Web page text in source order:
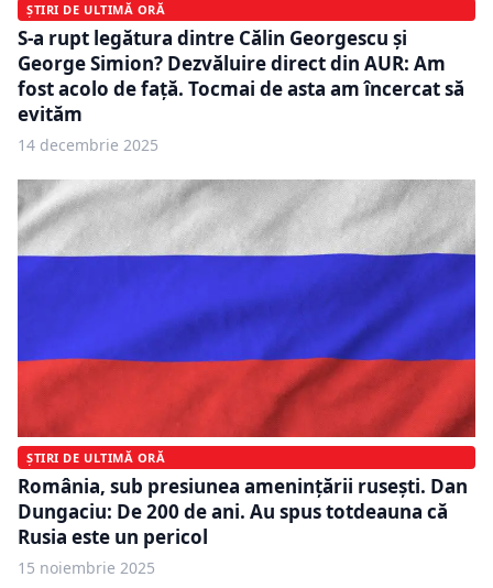
ȘTIRI DE ULTIMĂ ORĂ
S-a rupt legătura dintre Călin Georgescu și
George Simion? Dezvăluire direct din AUR: Am
fost acolo de față. Tocmai de asta am încercat să
evităm
14 decembrie 2025
ȘTIRI DE ULTIMĂ ORĂ
România, sub presiunea amenințării rusești. Dan
Dungaciu: De 200 de ani. Au spus totdeauna că
Rusia este un pericol
15 noiembrie 2025